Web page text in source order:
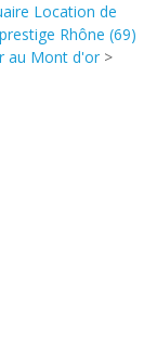
Location de
Rhône (69)
au Mont d'or >